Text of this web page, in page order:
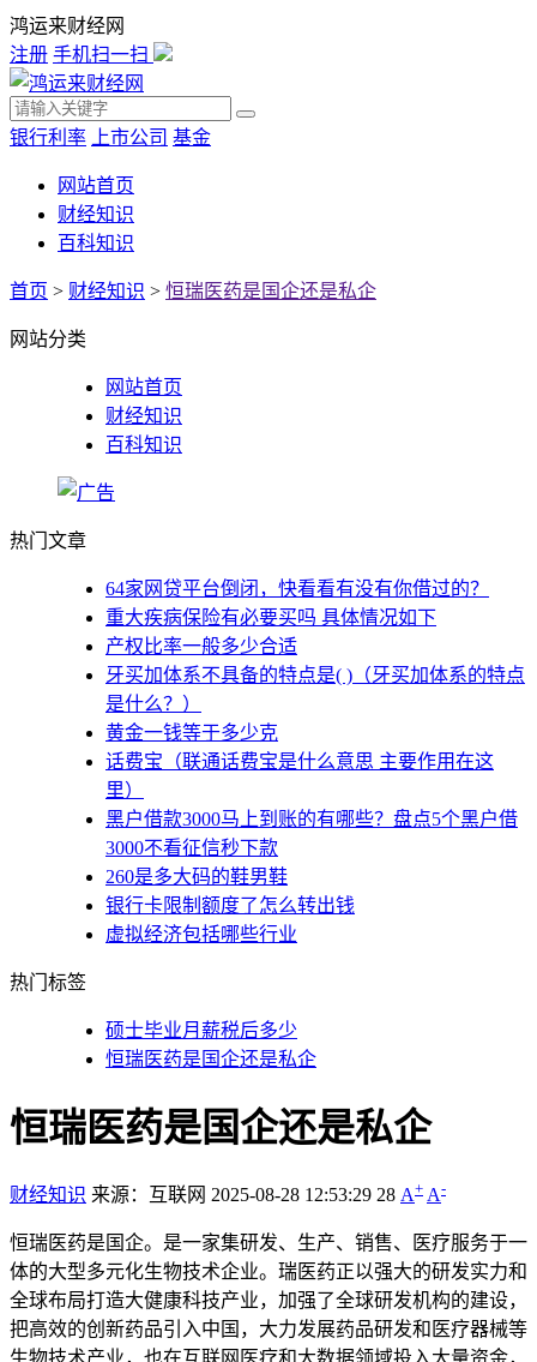
鸿运来财经网
注册 手机扫一扫
银行利率 上市公司 基金
网站首页
财经知识
百科知识
首页 > 财经知识 > 恒瑞医药是国企还是私企
网站分类
网站首页
财经知识
百科知识
热门文章
64家网贷平台倒闭，快看看有没有你借过的？
重大疾病保险有必要买吗 具体情况如下
产权比率一般多少合适
牙买加体系不具备的特点是( )（牙买加体系的特点
是什么？）
黄金一钱等于多少克
话费宝（联通话费宝是什么意思 主要作用在这
里）
黑户借款3000马上到账的有哪些？盘点5个黑户借
3000不看征信秒下款
260是多大码的鞋男鞋
银行卡限制额度了怎么转出钱
虚拟经济包括哪些行业
热门标签
硕士毕业月薪税后多少
恒瑞医药是国企还是私企
恒瑞医药是国企还是私企
财经知识 来源：互联网 2025-08-28 12:53:29 28 A+ A-
恒瑞医药是国企。是一家集研发、生产、销售、医疗服务于一
体的大型多元化生物技术企业。瑞医药正以强大的研发实力和
全球布局打造大健康科技产业，加强了全球研发机构的建设，
把高效的创新药品引入中国，大力发展药品研发和医疗器械等
生物技术产业，也在互联网医疗和大数据领域投入大量资金，